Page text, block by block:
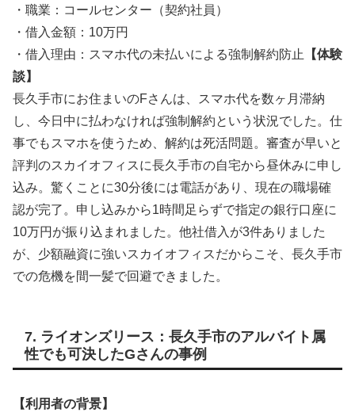
・職業：コールセンター（契約社員）
・借入金額：10万円
・借入理由：スマホ代の未払いによる強制解約防止
【体験
談】
長久手市にお住まいのFさんは、スマホ代を数ヶ月滞納
し、今日中に払わなければ強制解約という状況でした。仕
事でもスマホを使うため、解約は死活問題。審査が早いと
評判のスカイオフィスに長久手市の自宅から昼休みに申し
込み。驚くことに30分後には電話があり、現在の職場確
認が完了。申し込みから1時間足らずで指定の銀行口座に
10万円が振り込まれました。他社借入が3件ありました
が、少額融資に強いスカイオフィスだからこそ、長久手市
での危機を間一髪で回避できました。
7. ライオンズリース：長久手市のアルバイト属
性でも可決したGさんの事例
【利用者の背景】